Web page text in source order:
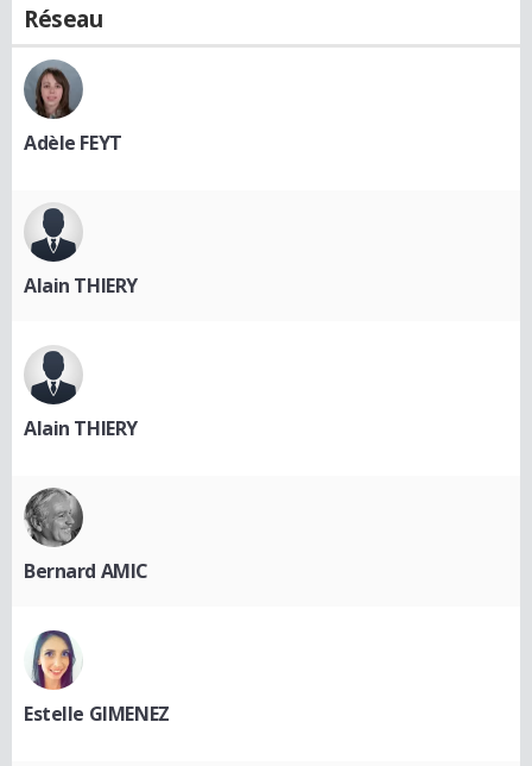
Réseau
Adèle FEYT
Alain THIERY
Alain THIERY
Bernard AMIC
Estelle GIMENEZ